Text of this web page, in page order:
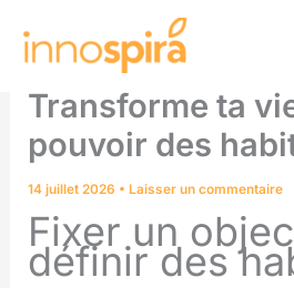
Transforme ta
pouvoir des
14 juillet 2026 •Laisser un commentaire
Fixer un
définir des